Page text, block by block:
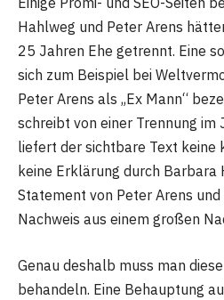
Hahlweg und Peter Arens
25 Jahren Ehe getrennt. Eine
sich zum Beispiel bei
Peter Arens als „Ex Mann“
schreibt von einer Trennung
liefert der sichtbare Text keine
keine Erklärung durch Barbara
Statement von Peter Arens
Nachweis aus einem großen
Genau deshalb muss man
behandeln. Eine Behauptung